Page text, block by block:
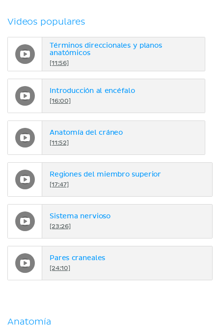
Videos populares
Términos direccionales y planos
anatómicos
[11:56]
Introducción al encéfalo
[16:00]
Anatomía del cráneo
[11:52]
Regiones del miembro superior
[17:47]
Sistema nervioso
[23:26]
Pares craneales
[24:10]
Anatomía